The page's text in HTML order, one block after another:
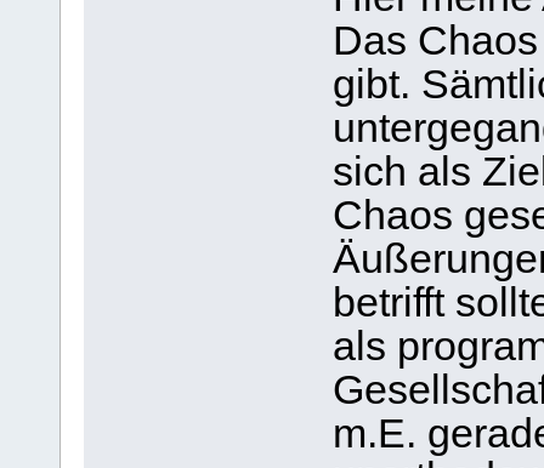
Das
gibt.
sich als
Chaos
betrifft
als
m.E.